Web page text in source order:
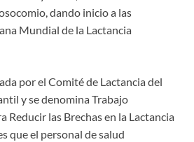
dando inicio a las
Mundial de la Lactancia
por el Comité de Lactancia del
y se denomina Trabajo
las Brechas en la Lactancia
que el personal de salud